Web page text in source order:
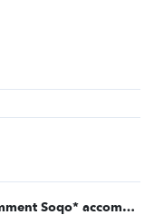
Impact social et environnemental : comment Soqo* accompagne les entreprises engagées